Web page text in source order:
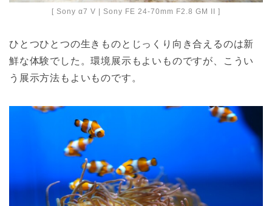
[ Sony α7 V | Sony FE 24-70mm F2.8 GM II ]
ひとつひとつの生きものとじっくり向き合えるのは新
鮮な体験でした。環境展示もよいものですが、こうい
う展示方法もよいものです。